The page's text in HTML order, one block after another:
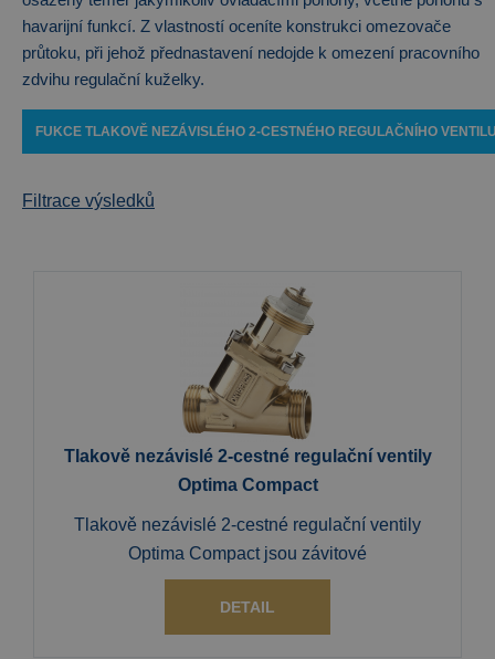
havarijní funkcí. Z vlastností oceníte konstrukci omezovače
průtoku, při jehož přednastavení nedojde k omezení pracovního
zdvihu regulační kuželky.
FUKCE TLAKOVĚ NEZÁVISLÉHO 2-CESTNÉHO REGULAČNÍHO
Filtrace výsledků
Tlakově nezávislé 2-cestné regulační ventily
Optima Compact
Tlakově nezávislé 2-cestné regulační ventily
Optima Compact jsou závitové
DETAIL